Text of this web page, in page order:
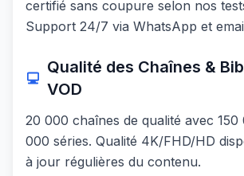
certifié sans coupure selon nos
Support 24/7 via WhatsApp et
Qualité des Chaînes &
VOD
20 000 chaînes de qualité avec 150
000 séries. Qualité 4K/FHD/HD
à jour régulières du contenu.